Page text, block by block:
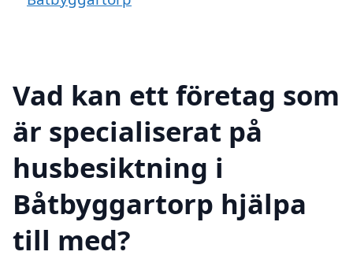
Vad kan ett företag som
är specialiserat på
husbesiktning i
Båtbyggartorp hjälpa
till med?